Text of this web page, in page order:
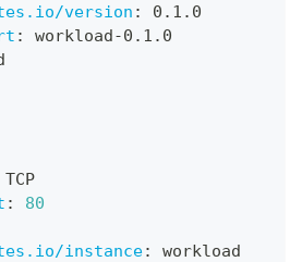
version :
0.1.0
: workload-0.1.0
TCP
:
80
instance:
workload